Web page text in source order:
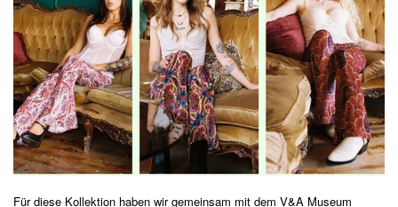
Für diese Kollektion haben wir gemeinsam mit dem V&A Museum